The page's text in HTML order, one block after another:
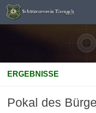
Unter dem Inhalt
ERGEBNISSE
Pokal des